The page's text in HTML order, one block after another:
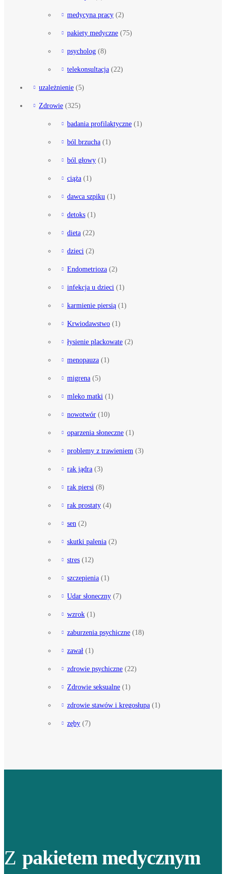
medycyna pracy (2)
pakiety medyczne (75)
psycholog (8)
telekonsultacja (22)
uzależnienie (5)
Zdrowie (325)
badania profilaktyczne (1)
ból brzucha (1)
ból głowy (1)
ciąża (1)
dawca szpiku (1)
detoks (1)
dieta (22)
dzieci (2)
Endometrioza (2)
infekcja u dzieci (1)
karmienie piersią (1)
Krwiodawstwo (1)
łysienie plackowate (2)
menopauza (1)
migrena (5)
mleko matki (1)
nowotwór (10)
oparzenia słoneczne (1)
problemy z trawieniem (3)
rak jądra (3)
rak piersi (8)
rak prostaty (4)
sen (2)
skutki palenia (2)
stres (12)
szczepienia (1)
Udar słoneczny (7)
wzrok (1)
zaburzenia psychiczne (18)
zawał (1)
zdrowie psychiczne (22)
Zdrowie seksualne (1)
zdrowie stawów i kręgosłupa (1)
zęby (7)
Z pakietem medycznym